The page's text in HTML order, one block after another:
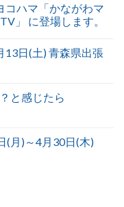
コハマ「かながわマ
」 に登場します。
13日(土) 青森県出張
と感じたら
(月)～4月30日(木)